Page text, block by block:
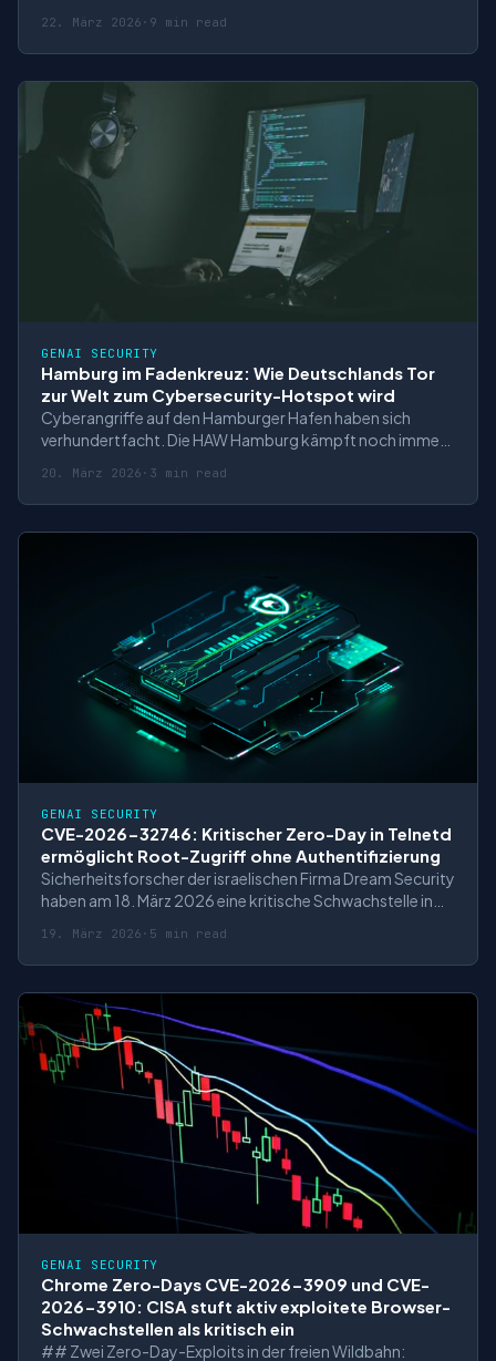
Sicherheitsforscher, sondern von einem
**vollautonomen KI-Agenten** entdeckt. XBOW, ein
autonomes Penetrationstest-System, fand die Remote
Code Execu
22. März 2026 · 9 min read
GENAI SECURITY
Hamburg im Fadenkreuz: Wie Deutschlands Tor
zur Welt zum Cybersecurity-Hotspot wird
Cyberangriffe auf den Hamburger Hafen haben sich
verhundertfacht. Die HAW Hamburg kämpft noch immer
Miniatur Wunderland wurden 35.000 Kreditkarten
kompromittiert. Hamburg ist längst zur Frontlinie im
digitalen Krieg geworden – und gleichzeitig zum N
20. März 2026 · 3 min read
GENAI SECURITY
CVE-2026-32746: Kritischer Zero-Day in Telnetd
ermöglicht Root-Zugriff ohne Authentifizierung
Sicherheitsforscher der israelischen Firma Dream Security
haben am 18. März 2026 eine kritische Schwachstelle in
Angreifern ohne Authentifizierung Root-Zugriff auf
betroffene Systeme ermöglicht. Die als **CVE-2026-
32746** klassifizierte Lücke erreicht de
19. März 2026 · 5 min read
GENAI SECURITY
Chrome Zero-Days CVE-2026-3909 und CVE-
2026-3910: CISA stuft aktiv exploitete Browser-
Schwachstellen als kritisch ein
## Zwei Zero-Day-Exploits in der freien Wildbahn: